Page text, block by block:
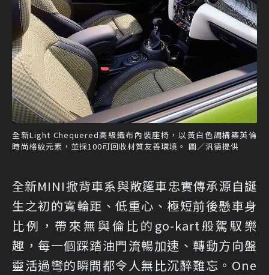
全新Light Chequered高級織布內裝座椅，以黃白色調構築英倫
時尚格紋元素，並採100可回收材質友善環境。 圖／汎德提供
全新MINI掀背車系與敞篷車忠實傳承源自誕
生之初的寬輪距、低重心、極短前後懸車身
比例，帶來無與倫比的go-kart般駕馭樂
趣，每一個踩踏油門流暢加速、轉動方向盤
靈活過彎的瞬間都令人無比沉醉難忘。One